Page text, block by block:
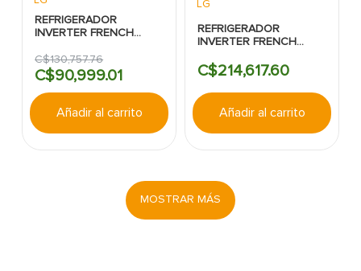
REFRIGERADOR
INVERTER FRENCH
C/DISPENSADOR PLATA
LG
C$130,757.76
C$90,999.01
Añadir al carrito
LG
REFRIGERADOR
INVERTER FRENCH
DISPENSADOR PLATA
P/NEGRA LG
C$214,617.60
Añadir al carrito
MOSTRAR MÁS